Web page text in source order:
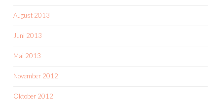
August 2013
Juni 2013
Mai 2013
November 2012
Oktober 2012